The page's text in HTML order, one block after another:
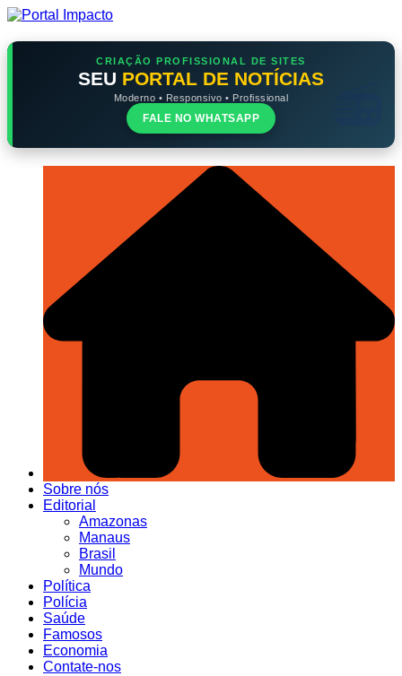
Ir
o
CRIAÇÃO PROFISSIONAL DE SITES
SEU PORTAL DE NOTÍCIAS
Moderno • Responsivo • Profissional
FALE NO WHATSAPP
Sobre nós
Editorial
Amazonas
Manaus
Brasil
Mundo
Política
Polícia
Saúde
Famosos
Economia
Contate-nos